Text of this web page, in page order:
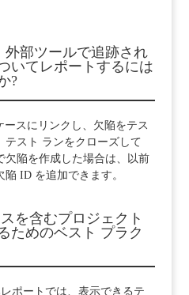
外部ツールで追跡され
いてレポートするには
?
スにリンクし、欠陥をテス
テスト ランをクローズして
欠陥を作成した場合は、以前
ID を追加できます。
を含むプロジェクト
ためのベスト プラク
ポートでは、表示できるテ